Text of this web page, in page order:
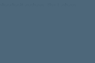
Fragen rund um das
to